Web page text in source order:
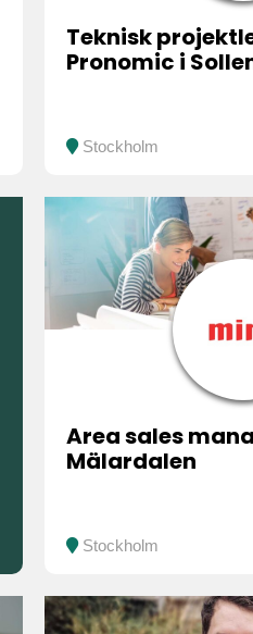
Teknisk
Pronomic i
Stockholm
Area sales
Mälardalen
Stockholm